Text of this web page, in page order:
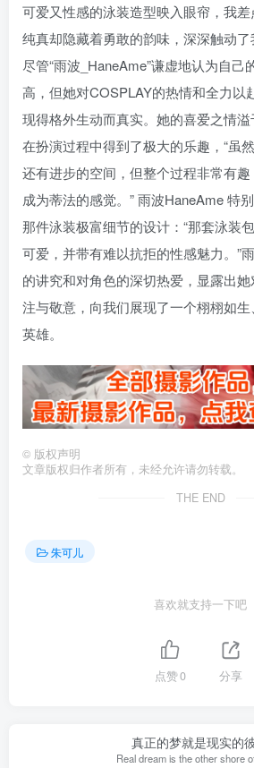
可爱又性感的泳装造型映入眼帘，我
纯真却隐藏着勇敢的韵味，深深触动了
尽管“雨波_HaneAme”谦虚地认为自己
高，但她对COSPLAY的热情和全力以
现得格外生动而真实。她的喜爱之情
在扮演过程中得到了极大的乐趣，“虽
还有进步的空间，但整个过程非常有
成为蒂法的感觉。” 雨波HaneAme 特
那件泳装极富细节的设计：“那套泳装
可爱，并带有难以抗拒的性感魅力。”
的讲究和对角色的深切热爱，显露出
注与敬意，向我们展现了一个栩栩如
英雄。
© 版权声明
文章版权归作者所有，未经允许请勿转载。
THE END
朱可儿
喜欢就支持一下吧
点赞0 分享
真正的梦就是现实的
Real dream is the other shore